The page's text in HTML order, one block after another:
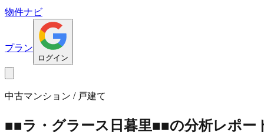
物件ナビ
プラン
ログイン
中古マンション / 戸建て
■■ラ・グラース日暮里■■の分析レポー